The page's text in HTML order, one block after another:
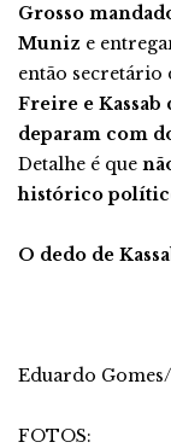
Grosso
Muniz e
então secretário
Freire e Kassab
deparam com
Detalhe é que
histórico
O dedo de
Eduardo
FOTOS: